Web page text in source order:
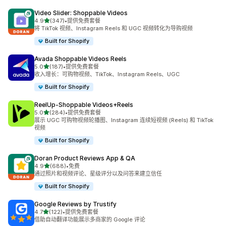
Video Slider: Shoppable Videos
4.9星（满分 5 星）
(347)
总共 347 条评论
•提供免费套餐
将 TikTok 视频、Instagram Reels 和 UGC 视频转化为导购视频
Built for Shopify
Avada Shoppable Videos Reels
5.0星（满分 5 星）
(187)
总共 187 条评论
•提供免费套餐
收入增长：可购物视频、TikTok、Instagram Reels、UGC
Built for Shopify
ReelUp‑Shoppable Videos+Reels
5.0星（满分 5 星）
(284)
总共 284 条评论
•提供免费套餐
展示 UGC 可购物视频轮播图、Instagram 连续短视频 (Reels) 和 TikTok
视频
Built for Shopify
Doran Product Reviews App & QA
4.9星（满分 5 星）
(688)
总共 688 条评论
•免费
通过照片和视频评论、星级评分以及问答来建立信任
Built for Shopify
Google Reviews by Trustify
4.7星（满分 5 星）
(122)
总共 122 条评论
•提供免费套餐
借助自动翻译功能展示多商家的 Google 评论